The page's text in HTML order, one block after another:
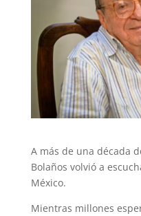
A más de una década
Bolaños volvió a
México.
Mientras millones